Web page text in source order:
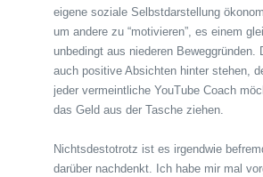
eigene soziale Selbstdarstellung
um andere zu “motivieren”, es einem
unbedingt aus niederen Beweggründen.
auch positive Absichten hinter stehen,
jeder vermeintliche YouTube Coach
das Geld aus der Tasche ziehen.
Nichtsdestotrotz ist es irgendwie
darüber nachdenkt. Ich habe mir mal